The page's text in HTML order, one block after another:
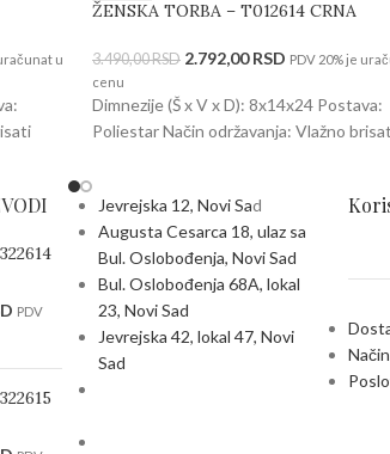
u
ŽENSKA TORBA – T012614 CRNA
3.490,00RSD 2.792,00RSD PDV 20% je
cenu
Dimnezije (Š x V x D): 8x14x24 Postava:
Poliestar Način održavanja: Vlažno
PDV
Jevrejska 12, Novi Sad
Augusta Cesarca 18, ulaz sa
Bul. Oslobođenja, Novi Sad
Bul. Oslobođenja 68A, lokal
23, Novi Sad
Jevrejska 42, lokal 47, Novi
Sad